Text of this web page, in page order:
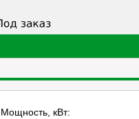
Мощность, кВт: